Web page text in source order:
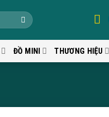
ĐỒ MINI THƯƠNG HIỆU